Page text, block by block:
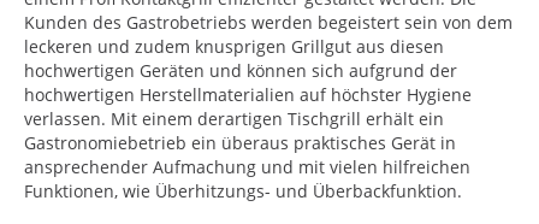
Kunden des Gastrobetriebs werden begeistert sein von dem
leckeren und zudem knusprigen Grillgut aus diesen
hochwertigen Geräten und können sich aufgrund der
hochwertigen Herstellmaterialien auf höchster Hygiene
verlassen. Mit einem derartigen Tischgrill erhält ein
Gastronomiebetrieb ein überaus praktisches Gerät in
ansprechender Aufmachung und mit vielen hilfreichen
Funktionen, wie Überhitzungs- und Überbackfunktion.